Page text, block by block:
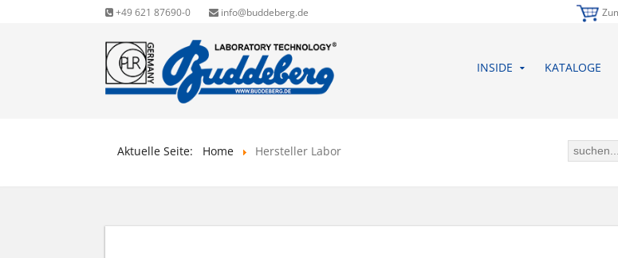
+49 621 87690-0 info@buddeberg.de
INSIDE KATALOGE
Aktuelle Seite: Home Hersteller Labor